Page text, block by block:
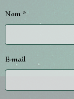
Nom
E-mail